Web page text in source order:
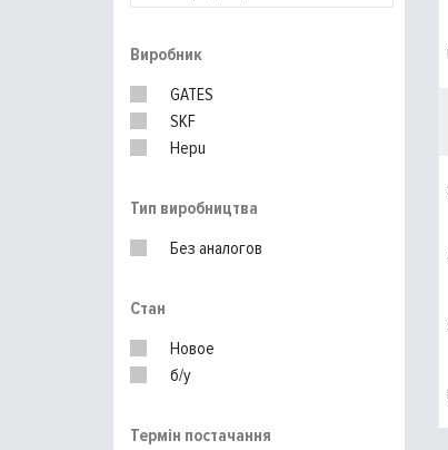
Виробник
GATES
SKF
Hepu
Тип виробництва
Без аналогов
Стан
Новое
б/у
Термін постачання